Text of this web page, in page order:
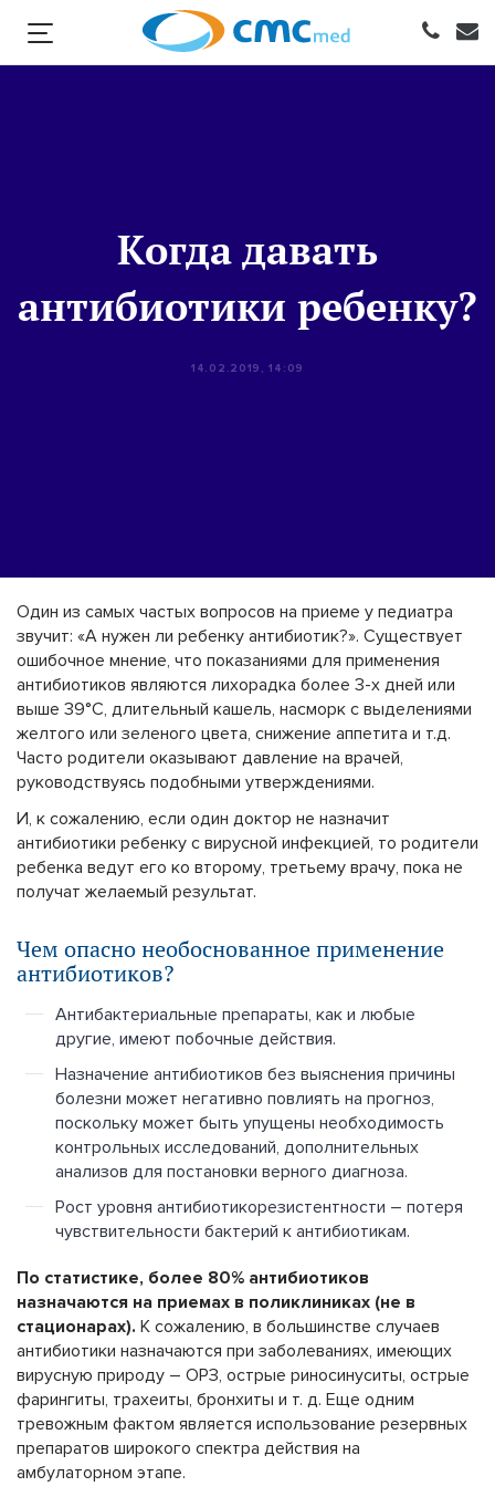
Когда давать
антибиотики ребенку?
14.02.2019, 14:09
Один из самых частых вопросов на приеме у педиатра
звучит: «А нужен ли ребенку антибиотик?». Существует
ошибочное мнение, что показаниями для применения
антибиотиков являются лихорадка более 3-х дней или
выше 39°С, длительный кашель, насморк с выделениями
желтого или зеленого цвета, снижение аппетита и т.д.
Часто родители оказывают давление на врачей,
руководствуясь подобными утверждениями.
И, к сожалению, если один доктор не назначит
антибиотики ребенку с вирусной инфекцией, то родители
ребенка ведут его ко второму, третьему врачу, пока не
получат желаемый результат.
Чем опасно необоснованное применение
антибиотиков?
Антибактериальные препараты, как и любые
другие, имеют побочные действия.
Назначение антибиотиков без выяснения причины
болезни может негативно повлиять на прогноз,
поскольку может быть упущены необходимость
контрольных исследований, дополнительных
анализов для постановки верного диагноза.
Рост уровня антибиотикорезистентности – потеря
чувствительности бактерий к антибиотикам.
По статистике, более 80% антибиотиков
назначаются на приемах в поликлиниках (не в
стационарах). К сожалению, в большинстве случаев
антибиотики назначаются при заболеваниях, имеющих
вирусную природу – ОРЗ, острые риносинуситы, острые
фарингиты, трахеиты, бронхиты и т. д. Еще одним
тревожным фактом является использование резервных
препаратов широкого спектра действия на
амбулаторном этапе.